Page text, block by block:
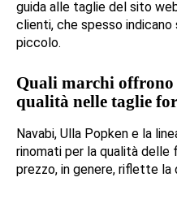
guida alle taglie del sito
clienti, che spesso
piccolo.
Quali marchi
qualità nelle taglie
Navabi, Ulla Popken e la
rinomati per la qualità delle
prezzo, in genere, riflette la